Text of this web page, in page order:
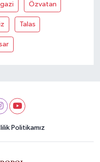
Özvatan
Talas
Politikamız